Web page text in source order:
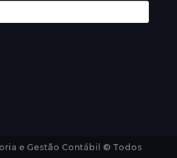
e Gestão Contábil © Todos